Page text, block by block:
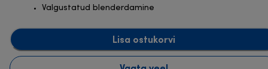
Valgustatud blenderdamine
Lisa ostukorvi